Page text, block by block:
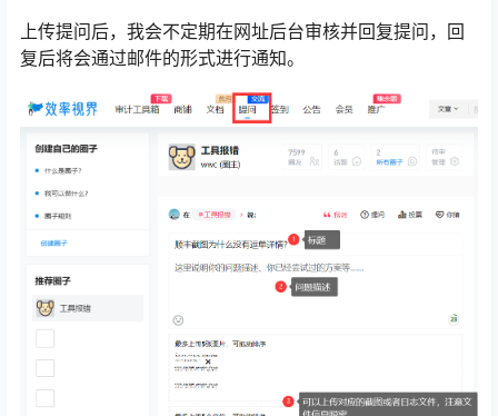
上传提问后，我会不定期在网址后台审核并回复提问，回
复后将会通过邮件的形式进行通知。